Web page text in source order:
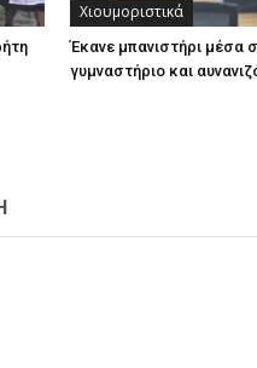
Χιουμοριστικά
Έκανε μπανιστήρι μέσα
γυμναστήριο και